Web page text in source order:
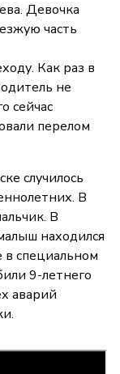
Девочка
часть
Как раз в
не
сейчас
перелом
случилось
В
В
находился
в специальном
9-летнего
аварий